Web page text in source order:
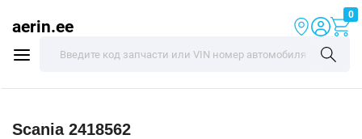
aerin.ee
0
Scania 2418562